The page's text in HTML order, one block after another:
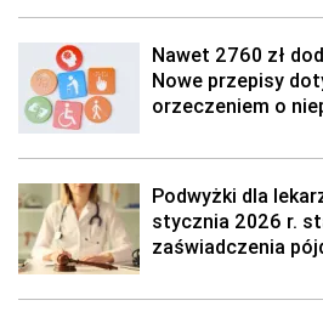
Nawet 2760 zł
Nowe przepisy
orzeczeniem o
Podwyżki dla
stycznia 2026 r.
zaświadczenia